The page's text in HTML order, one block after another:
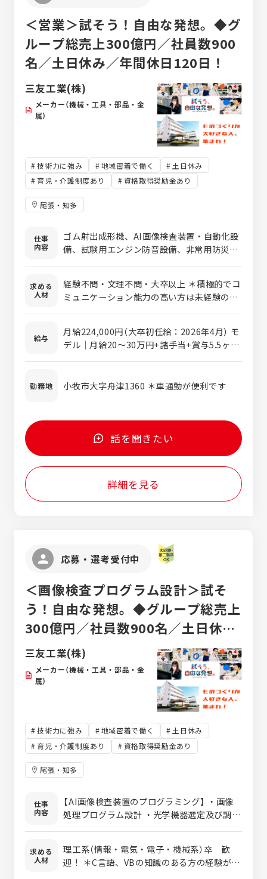
＜営業＞試そう！自由な発想。◆グ
ループ総売上300億円／社員数900
名／土日休み／年間休日120日！
三友工業(株)
メーカー（機械・工具・部品・金
属）
技術力に強み 地域密着で働く
土日休み
育児・介護制度あり
資格取得奨励金あり
尾張・知多
仕事
内容
ゴム射出成形機、AI画像検査装置・自動化設
備、試験用エンジン防音設備、非常用防災用
器、医療機器などのゴム製品生産設備を 製造
販売する事業部にて、既存顧客への設備提案
や新規顧客開拓などを行います。 ゴム射出成
形機では、トップクラスのシェアを誇る当
社。 商談担当者との関係性を構築しながら提
提案し、お客様の要望・困りごとを形にして
提供するための窓口となって営業活動を行い
多種に渡ります。 <産機システム事業部での
営業> 主に防音設備の営業となります。航空
機・エンジン発電機・大型プレス機などの音
に対する防音設備の提案型営業となります。
ー事業部での営業> 自社製品の各種発電装置
を製造し全国に販売しています。 国内初の直
活かした提案で営業する仕事です。
求める
人材
経験不問・文理不問・大卒以上 ＊積極的でコ
ミュニケーション能力の高い方は未経験の方
給与
月給224,000円（大卒初任給：2026年4月） モ
デル｜月給20～30万円+諸手当+賞与5.5ヶ月
＊交通費別途支給します（上限50,000円） ＊
勤務地 小牧市大字舟津1360 ＊車通勤が便利です
話を聞きたい
詳細を見る
応募・選考受付中
＜画像検査プログラム設計＞試そ
う！自由な発想。◆グループ総売上
300億円／社員数900名／土日休み
／年間休日120日！
三友工業(株)
メーカー（機械・工具・部品・金
属）
技術力に強み 地域密着で働く
土日休み
育児・介護制度あり
資格取得奨励金あり
尾張・知多
仕事
内容
【AI画像検査装置のプログラミング】 ・画像
処理プログラム設計 ・光学機器選定及び調整
求める
人材
理工系（情報・電気・電子・機械系）卒 歓
迎！ ＊C言語、VBの知識のある方の経験が活